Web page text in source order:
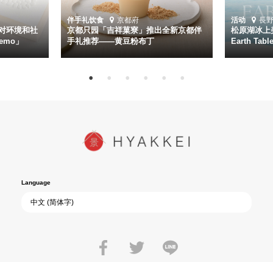
环境和社
」
伴手礼饮食 京都府
京都只园「吉祥菓寮」推出全新京都伴
手礼推荐——黄豆粉布丁
活动 長
松原湖冰
Earth
Language